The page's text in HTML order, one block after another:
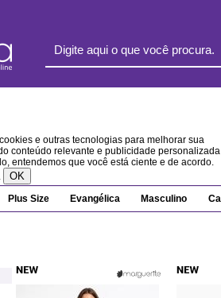
e outras tecnologias para melhorar sua
conteúdo relevante e publicidade personalizada
entendemos que você está ciente e de acordo.
. OK
Plus Size Evangélica Masculino